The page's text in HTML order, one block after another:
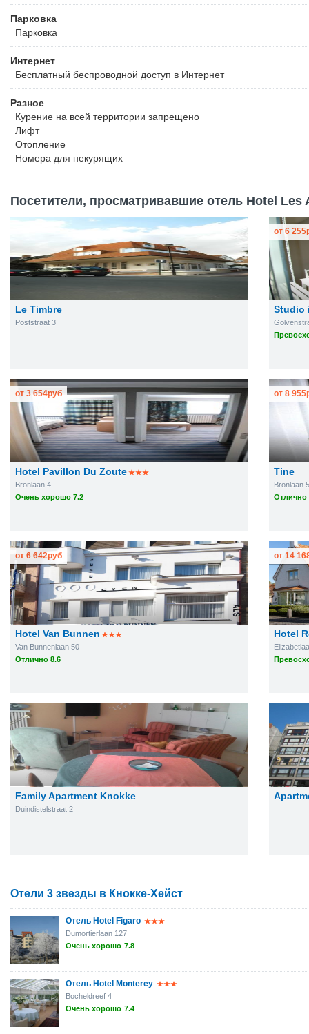
Парковка
Парковка
Интернет
Бесплатный беспроводной доступ в Интернет
Разное
Курение на всей территории запрещено
Лифт
Отопление
Номера для некурящих
Посетители, просматривавшие отель Hotel Les
Le Timbre
Poststraat 3
Studio
от 6 255
Hotel Pavillon Du Zoute
Bronlaan 4
Очень хорошо 7.2
от 3 654руб
Tine
Bronlaan 5
Отлично
от 8 955
Hotel Van Bunnen
Van Bunnenlaan 50
Отлично 8.6
от 6 642руб
Hotel
от 14
Family Apartment Knokke
Duindistelstraat 2
Отели 3 звезды в Кнокке-Хейст
Отель Hotel Figaro
Dumortierlaan 127
Очень хорошо 7.8
Отель Hotel Monterey
Bocheldreef 4
Очень хорошо 7.4